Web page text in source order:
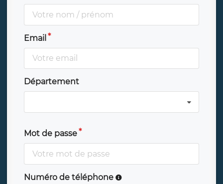
Email
Département
Mot de passe
Numéro de téléphone